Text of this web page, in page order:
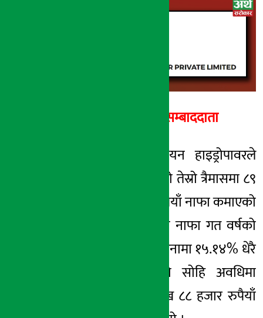
अर्थ सरोकार सम्बाददाता
काठमाडौं । युनियन हाइड्रोपावरले
चालु आर्थिक वर्षको तेस्रो त्रैमासमा ८९
लाख ६७ हजार रुपैयाँ नाफा कमाएको
छ । कम्पनीको यो नाफा गत वर्षको
सोहि अवधिको तुलनामा १५.१४% धेरै
हो । गत वर्षको सोहि अवधिमा
कम्पनीले ७७ लाख ८८ हजार रुपैयाँ